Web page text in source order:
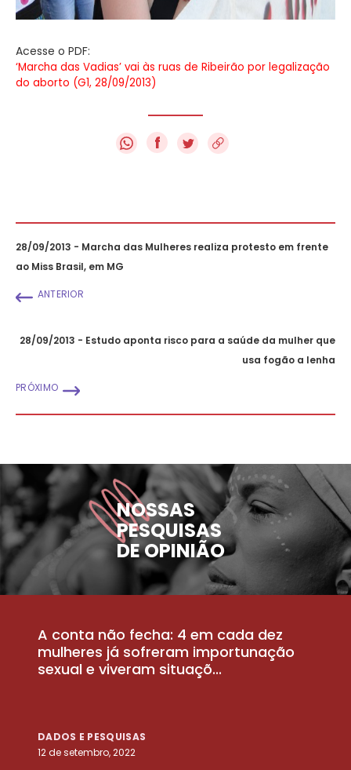
Acesse o PDF:
‘Marcha das Vadias’ vai às ruas de Ribeirão por legalização
do aborto (G1, 28/09/2013)
f
28/09/2013 - Marcha das Mulheres realiza protesto em frente
ao Miss Brasil, em MG
ANTERIOR
28/09/2013 - Estudo aponta risco para a saúde da mulher que
usa fogão a lenha
PRÓXIMO
NOSSAS
PESQUISAS
DE OPINIÃO
A conta não fecha: 4 em cada dez
mulheres já sofreram importunação
sexual e viveram situaçõ...
DADOS E PESQUISAS
12 de setembro, 2022